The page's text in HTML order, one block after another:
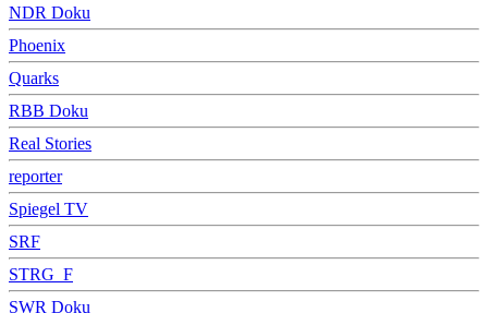
NDR Doku
Phoenix
Quarks
RBB Doku
Real Stories
reporter
Spiegel TV
SRF
STRG_F
SWR Doku